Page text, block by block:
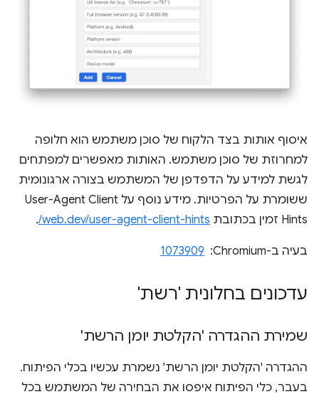
איסוף אותות בצד הלקוח של סוכן משתמש הוא חלופה
למחרוזת של סוכן משתמש. האותות מאפשרים למפתחים
לגשת למידע על הדפדפן של המשתמש בצורה ארגונומית
ששומרת על הפרטיות. מידע נוסף על User-Agent Client
Hints זמין בכתובת
web.dev/user-agent-client-hints/
.
בעיה ב-Chromium: ‏ 1073909
עדכונים בחלונית 'רשת'
שמירת ההגדרה 'הקלטת יומן הרשת'
ההגדרה 'הקלטת יומן הרשת' נשמרת עכשיו בכלי הפיתוח.
בעבר, כלי הפיתוח איפסו את הבחירה של המשתמש בכל